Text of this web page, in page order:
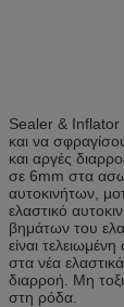
Sealer & Inflator
και να
και αργές
σε 6mm στα
αυτοκινήτων,
ελαστικό
βημάτων του
είναι
στα νέα
διαρροή. Μη
στη ρόδα.